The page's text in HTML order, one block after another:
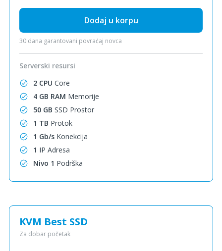
Dodaj u korpu
30 dana garantovani povraćaj novca
Serverski resursi
2 CPU Core
4 GB RAM Memorije
50 GB SSD Prostor
1 TB Protok
1 Gb/s Konekcija
1 IP Adresa
Nivo 1 Podrška
KVM Best SSD
Za dobar početak